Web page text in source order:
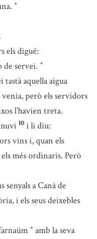
*
els digué:
servei. *
tastà aquella aigua
però els servidors
l’havien treta.
nuvi 10 i li diu:
vins i, quan els
més ordinaris. Però
senyals a Canà de
i els seus deixebles
* amb la seva